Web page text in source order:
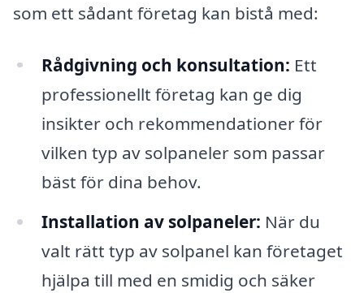
som ett sådant företag kan bistå med:
Rådgivning och konsultation: Ett
professionellt företag kan ge dig
insikter och rekommendationer för
vilken typ av solpaneler som passar
bäst för dina behov.
Installation av solpaneler: När du
valt rätt typ av solpanel kan företaget
hjälpa till med en smidig och säker